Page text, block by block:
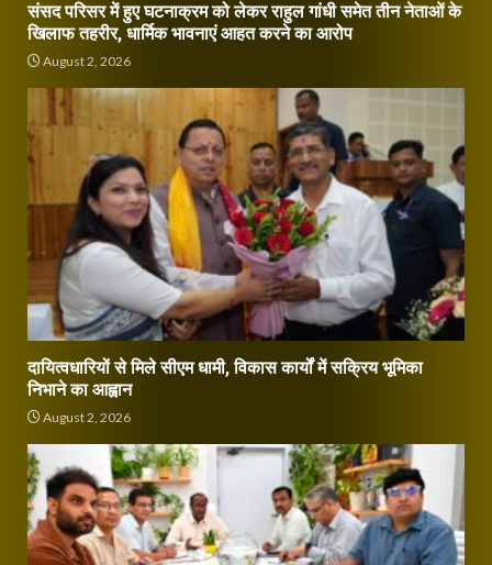
संसद परिसर में हुए घटनाक्रम को लेकर राहुल गांधी समेत तीन नेताओं के
खिलाफ तहरीर, धार्मिक भावनाएं आहत करने का आरोप
August 2, 2026
दायित्वधारियों से मिले सीएम धामी, विकास कार्यों में सक्रिय भूमिका
निभाने का आह्वान
August 2, 2026